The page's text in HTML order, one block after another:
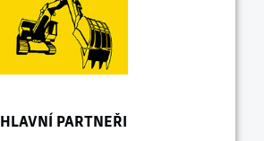
HLAVNÍ PARTNEŘI